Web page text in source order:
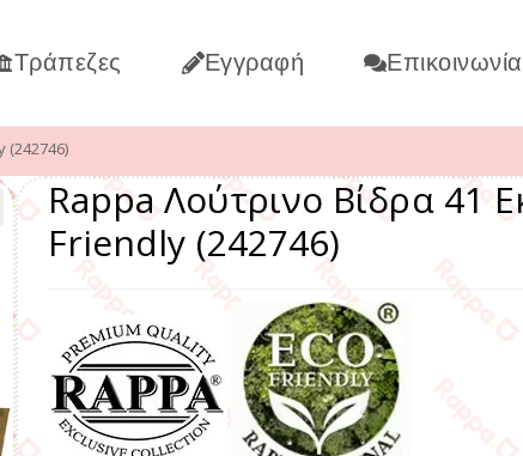
Τράπεζες Εγγραφή Επικοινωνία
(242746)
Rappa Λούτρινο Βίδρα 41
Friendly (242746)